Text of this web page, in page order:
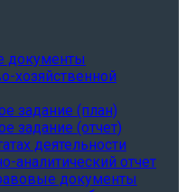
документы
хозяйственной
задание (план)
задание (отчет)
деятельности
аналитический отчет
документы